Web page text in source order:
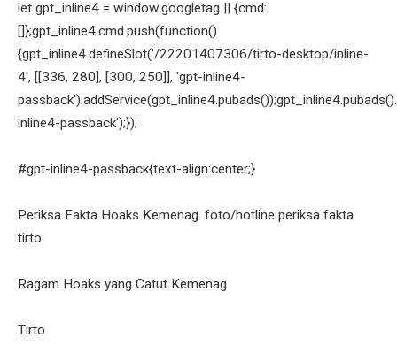
let gpt_inline4 = window.googletag || {cmd:
[]};gpt_inline4.cmd.push(function()
{gpt_inline4.defineSlot('/22201407306/tirto-desktop/inline-
4', [[336, 280], [300, 250]], 'gpt-inline4-
inline4-passback');});
#gpt-inline4-passback{text-align:center;}
Periksa Fakta Hoaks Kemenag. foto/hotline periksa fakta
tirto
Ragam Hoaks yang Catut Kemenag
Tirto